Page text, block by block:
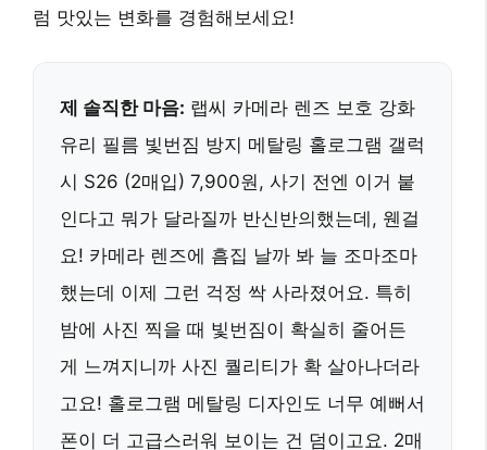
럼 맛있는 변화를 경험해보세요!
제 솔직한 마음: 랩씨 카메라 렌즈 보호 강화
유리 필름 빛번짐 방지 메탈링 홀로그램 갤럭
시 S26 (2매입) 7,900원, 사기 전엔 이거 붙
인다고 뭐가 달라질까 반신반의했는데, 웬걸
요! 카메라 렌즈에 흠집 날까 봐 늘 조마조마
했는데 이제 그런 걱정 싹 사라졌어요. 특히
밤에 사진 찍을 때 빛번짐이 확실히 줄어든
게 느껴지니까 사진 퀄리티가 확 살아나더라
고요! 홀로그램 메탈링 디자인도 너무 예뻐서
폰이 더 고급스러워 보이는 건 덤이고요. 2매